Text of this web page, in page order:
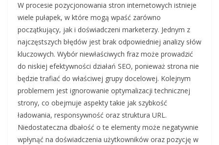
W procesie pozycjonowania stron internetowych istnieje
wiele pułapek, w które mogą wpaść zarówno
początkujący, jak i doświadczeni marketerzy. Jednym z
najczęstszych błędów jest brak odpowiedniej analizy słów
kluczowych. Wybór niewłaściwych fraz może prowadzić
do niskiej efektywności działań SEO, ponieważ strona nie
będzie trafiać do właściwej grupy docelowej. Kolejnym
problemem jest ignorowanie optymalizacji technicznej
strony, co obejmuje aspekty takie jak szybkość
ładowania, responsywność oraz struktura URL.
Niedostateczna dbałość o te elementy może negatywnie
wpłynąć na doświadczenia użytkowników oraz pozycję w